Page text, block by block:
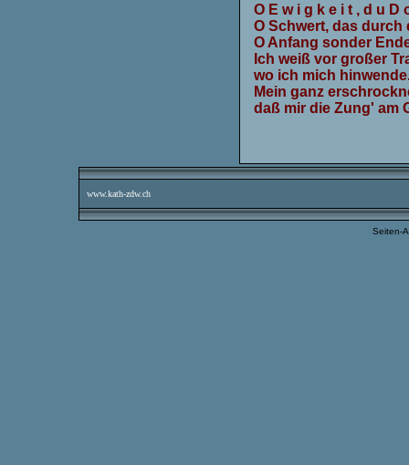
O E w i g k e i t , d u D
O Schwert, das durch
O Anfang sonder
Ich weiß vor großer
wo ich mich
Mein ganz
daß mir die Zung' am
www.kath-zdw.ch
Seiten-